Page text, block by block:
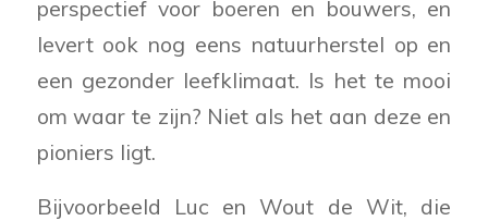
perspectief voor boeren en bouwers, en
levert ook nog eens natuurherstel op en
een gezonder leefklimaat. Is het te mooi
om waar te zijn? Niet als het aan deze en
pioniers ligt.
Bijvoorbeeld Luc en Wout de Wit, die